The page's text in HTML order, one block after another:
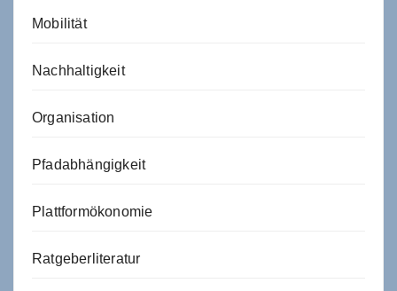
Mobilität
Nachhaltigkeit
Organisation
Pfadabhängigkeit
Plattformökonomie
Ratgeberliteratur